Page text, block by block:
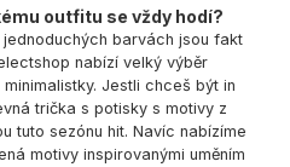
outfitu se vždy hodí?
barvách jsou fakt
nabízí velký výběr
Jestli chceš být in
trička s potisky s motivy z
tuto sezónu hit. Navíc nabízíme
motivy inspirovanými uměním